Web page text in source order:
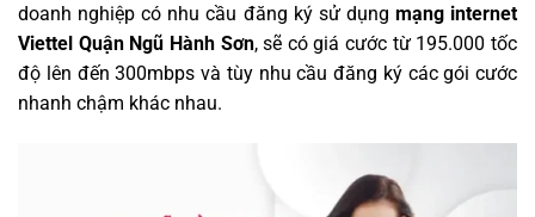
doanh nghiệp có nhu cầu đăng ký sử dụng mạng internet
Viettel Quận Ngũ Hành Sơn, sẽ có giá cước từ 195.000 tốc
độ lên đến 300mbps và tùy nhu cầu đăng ký các gói cước
nhanh chậm khác nhau.